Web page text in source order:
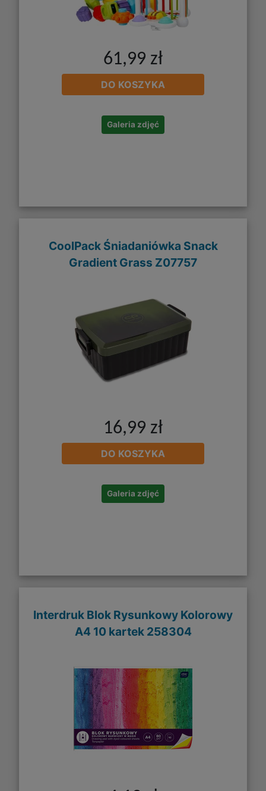
61,99 zł
DO KOSZYKA
Galeria zdjęć
CoolPack Śniadaniówka Snack
Gradient Grass Z07757
16,99 zł
DO KOSZYKA
Galeria zdjęć
Interdruk Blok Rysunkowy Kolorowy
A4 10 kartek 258304